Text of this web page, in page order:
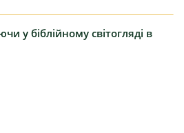
у біблійному світогляді в